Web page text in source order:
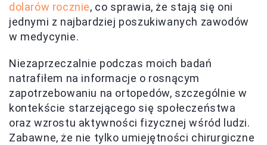
dolarów rocznie, co sprawia, że stają się oni
jednymi z najbardziej poszukiwanych zawodów
w medycynie.
Niezaprzeczalnie podczas moich badań
natrafiłem na informacje o rosnącym
zapotrzebowaniu na ortopedów, szczególnie w
kontekście starzejącego się społeczeństwa
oraz wzrostu aktywności fizycznej wśród ludzi.
Zabawne, że nie tylko umiejętności chirurgiczne